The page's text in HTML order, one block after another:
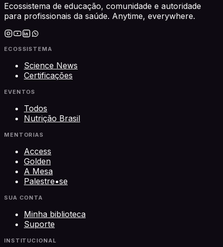
Ecossistema de educação, comunidade e autoridade
para profissionais da saúde. Anytime, everywhere.
ECOSSISTEMA
Science News
Certificações
EVENTOS
Todos
Nutrição Brasil
MENTORIAS
Access
Golden
A Mesa
Palestre•se
SUA CONTA
Minha biblioteca
Suporte
INSTITUCIONAL